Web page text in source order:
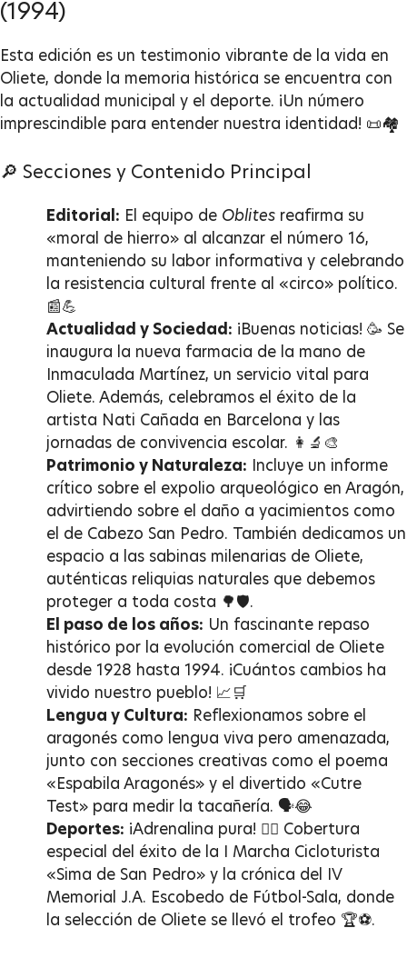
(1994)
Esta edición es un testimonio vibrante de la vida en
Oliete, donde la memoria histórica se encuentra con
la actualidad municipal y el deporte. ¡Un número
imprescindible para entender nuestra identidad! 📜🏘️
🔎 Secciones y Contenido Principal
Editorial: El equipo de Oblites reafirma su
«moral de hierro» al alcanzar el número 16,
manteniendo su labor informativa y celebrando
la resistencia cultural frente al «circo» político.
📰💪
Actualidad y Sociedad: ¡Buenas noticias! 🥳 Se
inaugura la nueva farmacia de la mano de
Inmaculada Martínez, un servicio vital para
Oliete. Además, celebramos el éxito de la
artista Nati Cañada en Barcelona y las
jornadas de convivencia escolar. 👩‍🔬🎨
Patrimonio y Naturaleza: Incluye un informe
crítico sobre el expolio arqueológico en Aragón,
advirtiendo sobre el daño a yacimientos como
el de Cabezo San Pedro. También dedicamos un
espacio a las sabinas milenarias de Oliete,
auténticas reliquias naturales que debemos
proteger a toda costa 🌳🛡️.
El paso de los años: Un fascinante repaso
histórico por la evolución comercial de Oliete
desde 1928 hasta 1994. ¡Cuántos cambios ha
vivido nuestro pueblo! 📈🛒
Lengua y Cultura: Reflexionamos sobre el
aragonés como lengua viva pero amenazada,
junto con secciones creativas como el poema
«Espabila Aragonés» y el divertido «Cutre
Test» para medir la tacañería. 🗣️😂
Deportes: ¡Adrenalina pura! 🚴‍♂️ Cobertura
especial del éxito de la I Marcha Cicloturista
«Sima de San Pedro» y la crónica del IV
Memorial J.A. Escobedo de Fútbol-Sala, donde
la selección de Oliete se llevó el trofeo 🏆⚽.